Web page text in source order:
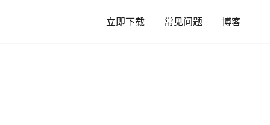
立即下载 常见问题 博客